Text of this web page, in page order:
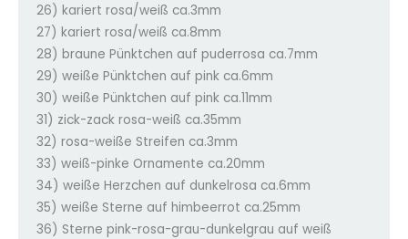
26) kariert rosa/weiß ca.3mm
27) kariert rosa/weiß ca.8mm
28) braune Pünktchen auf puderrosa ca.7mm
29) weiße Pünktchen auf pink ca.6mm
30) weiße Pünktchen auf pink ca.11mm
31) zick-zack rosa-weiß ca.35mm
32) rosa-weiße Streifen ca.3mm
33) weiß-pinke Ornamente ca.20mm
34) weiße Herzchen auf dunkelrosa ca.6mm
35) weiße Sterne auf himbeerrot ca.25mm
36) Sterne pink-rosa-grau-dunkelgrau auf weiß